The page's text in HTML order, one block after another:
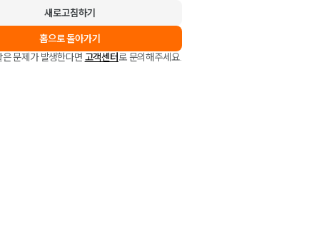
새로고침하기
홈으로 돌아가기
문제가 발생한다면 고객센터로 문의해주세요.